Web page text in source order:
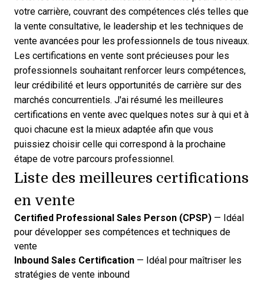
votre carrière, couvrant des compétences clés telles que
la vente consultative, le leadership et les techniques de
vente avancées pour les professionnels de tous niveaux.
Les certifications en vente sont précieuses pour les
professionnels souhaitant renforcer leurs compétences,
leur crédibilité et leurs opportunités de carrière sur des
marchés concurrentiels. J'ai résumé les meilleures
certifications en vente avec quelques notes sur à qui et à
quoi chacune est la mieux adaptée afin que vous
puissiez choisir celle qui correspond à la prochaine
étape de votre parcours professionnel.
Liste des meilleures certifications
en vente
Certified Professional Sales Person (CPSP) — Idéal
pour développer ses compétences et techniques de
vente
Inbound Sales Certification — Idéal pour maîtriser les
stratégies de vente inbound